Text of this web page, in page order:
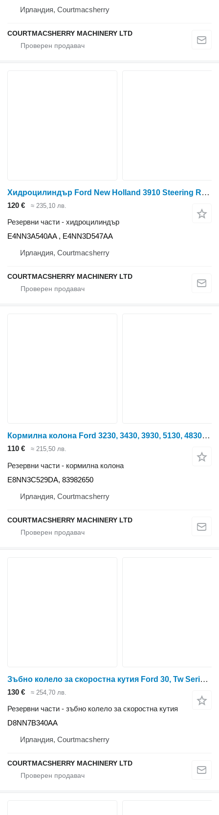
Ирландия, Courtmacsherry
COURTMACSHERRY MACHINERY LTD
Хидроцилиндър Ford New Holland 3910 Steering Ram E4nn3a540aa , E4nn3d547aa E4NN3A540AA за колесен трактор Ford 3910
120 € ≈ 235,10 лв.
Резервни части - хидроцилиндър
E4NN3A540AA , E4NN3D547AA
Ирландия, Courtmacsherry
COURTMACSHERRY MACHINERY LTD
Кормилна колона Ford 3230, 3430, 3930, 5130, 4830, 4630 Steering Column E8nn3c529da, E8NN3C529DA за колесен трактор Ford 3230, 3430, 3930, 4130, 4630, 4830, 5030
110 € ≈ 215,50 лв.
Резервни части - кормилна колона
E8NN3C529DA, 83982650
Ирландия, Courtmacsherry
COURTMACSHERRY MACHINERY LTD
Зъбно колело за скоростна кутия Ford 30, Tw Series, Tw15 Transmission Gear 3rd 43t E6nn7n315ca, D8nn7 D8NN7B340AA за колесен трактор Ford 8730, 8830, 8630, 8530
130 € ≈ 254,70 лв.
Резервни части - зъбно колело за скоростна кутия
D8NN7B340AA
Ирландия, Courtmacsherry
COURTMACSHERRY MACHINERY LTD